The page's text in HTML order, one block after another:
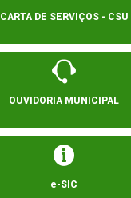
CARTA DE SERVIÇOS - CSU
OUVIDORIA MUNICIPAL
e-SIC